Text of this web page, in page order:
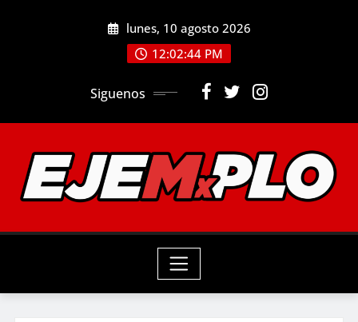
lunes, 10 agosto 2026
12:02:46 PM
Siguenos